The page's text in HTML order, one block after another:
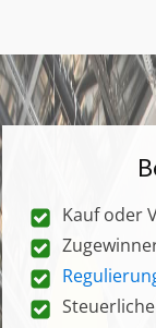
Kauf oder